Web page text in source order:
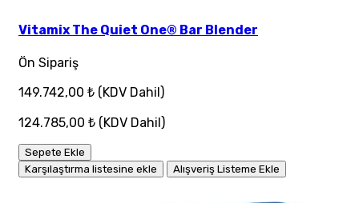
Vitamix The Quiet One® Bar Blender
Ön Sipariş
149.742,00 ₺ (KDV Dahil)
124.785,00 ₺ (KDV Dahil)
Sepete Ekle
Karşılaştırma listesine ekle
Alışveriş Listeme Ekle